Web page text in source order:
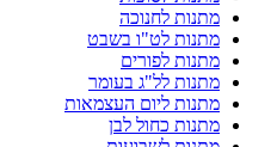
מתנות לחנוכה
מתנות לט"ו בשבט
מתנות לפורים
מתנות לל"ג בעומר
מתנות ליום העצמאות
מתנות כחול לבן